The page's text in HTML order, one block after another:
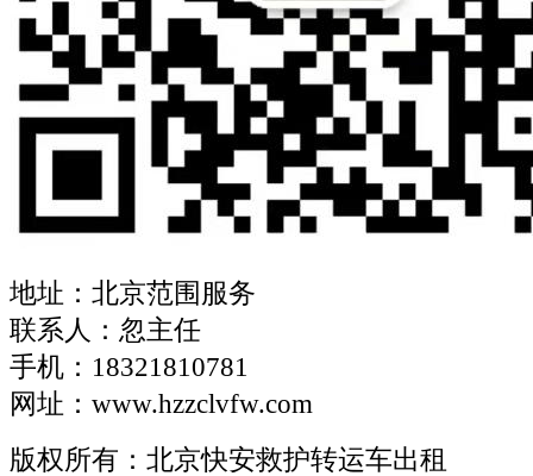
地址：北京范围服务
联系人：忽主任
手机：18321810781
网址：www.hzzclvfw.com
版权所有：北京快安救护转运车出租